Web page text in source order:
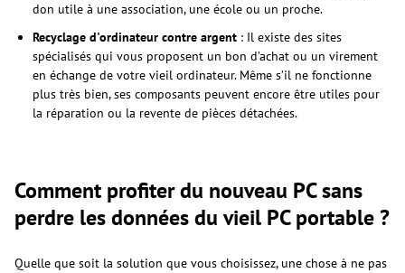
don utile à une association, une école ou un proche.
Recyclage d'ordinateur contre argent : Il existe des sites
spécialisés qui vous proposent un bon d’achat ou un virement
en échange de votre vieil ordinateur. Même s’il ne fonctionne
plus très bien, ses composants peuvent encore être utiles pour
la réparation ou la revente de pièces détachées.
Comment profiter du nouveau PC sans
perdre les données du vieil PC portable ?
Quelle que soit la solution que vous choisissez, une chose à ne pas